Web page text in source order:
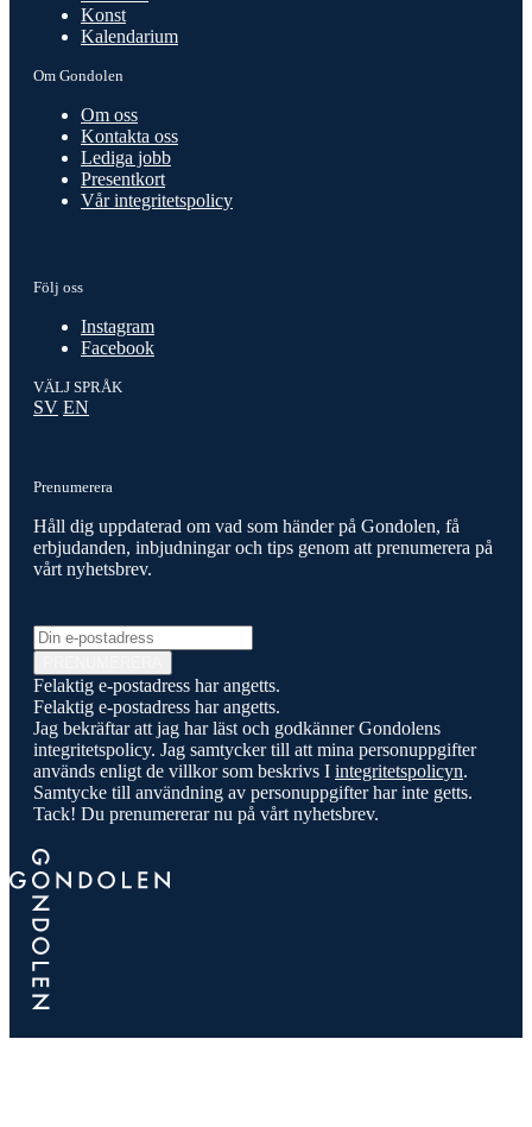
Konst
Kalendarium
Om Gondolen
Om oss
Kontakta oss
Lediga jobb
Presentkort
Vår integritetspolicy
Följ oss
Instagram
Facebook
VÄLJ SPRÅK
SV EN
Prenumerera
Håll dig uppdaterad om vad som händer på Gondolen, få
erbjudanden, inbjudningar och tips genom att prenumerera på
vårt nyhetsbrev.
E-post
Felaktig e-postadress har angetts.
Felaktig e-postadress har angetts.
Jag bekräftar att jag har läst och godkänner Gondolens
integritetspolicy. Jag samtycker till att mina personuppgifter
används enligt de villkor som beskrivs I integritetspolicyn.
Samtycke till användning av personuppgifter har inte getts.
Tack! Du prenumererar nu på vårt nyhetsbrev.